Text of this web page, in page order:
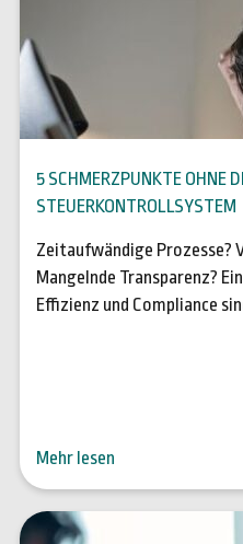
5 SCHMERZPUNKTE OHNE
STEUERKONTROLLSYSTEM
Zeitaufwändige Prozesse?
Mangelnde Transparenz?
Effizienz und Compliance
Mehr lesen